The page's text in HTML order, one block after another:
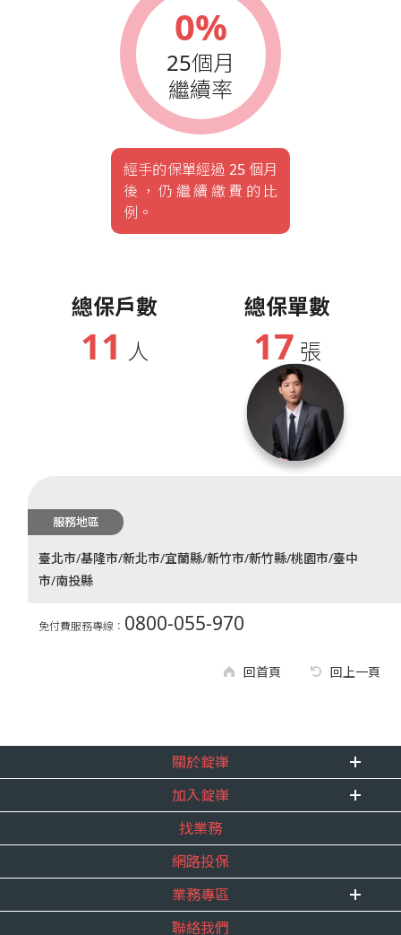
0%
25個月
繼續率
經手的保單經過 25 個月
後，仍繼續繳費的比
例。
總保戶數
11 人
總保單數
17 張
服務地區
臺北市/基隆市/新北市/宜蘭縣/新竹市/新竹縣/桃園市/臺中
市/南投縣
免付費服務專線： 0800-055-970
回首頁 回上一頁
關於錠嵂
企業資訊
重要事跡
得獎紀錄
服務宣言
合作夥伴
加入錠嵂
內勤招聘
精英招募
年度增員計畫
找業務
網路投保
業務專區
聯絡我們